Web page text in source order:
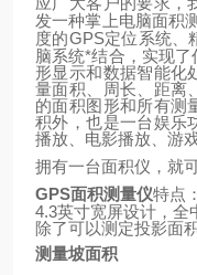
发一种掌上电脑面积
度的GPS定位系统、
脑系统*结合，实现
形显示和数据智能化
量面积、周长、距离
的面积图形和所有测
积外，也是一台娱乐
播放、电影播放、游
拥有一台面积仪，就
GPS面积测量仪特点：
4.3英寸宽屏设计，全
除了可以测定投影面
测量坡面积